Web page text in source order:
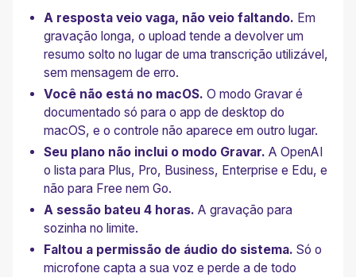
A resposta veio vaga, não veio faltando. Em
gravação longa, o upload tende a devolver um
resumo solto no lugar de uma transcrição utilizável,
sem mensagem de erro.
Você não está no macOS. O modo Gravar é
documentado só para o app de desktop do
macOS, e o controle não aparece em outro lugar.
Seu plano não inclui o modo Gravar. A OpenAI
o lista para Plus, Pro, Business, Enterprise e Edu, e
não para Free nem Go.
A sessão bateu 4 horas. A gravação para
sozinha no limite.
Faltou a permissão de áudio do sistema. Só o
microfone capta a sua voz e perde a de todo